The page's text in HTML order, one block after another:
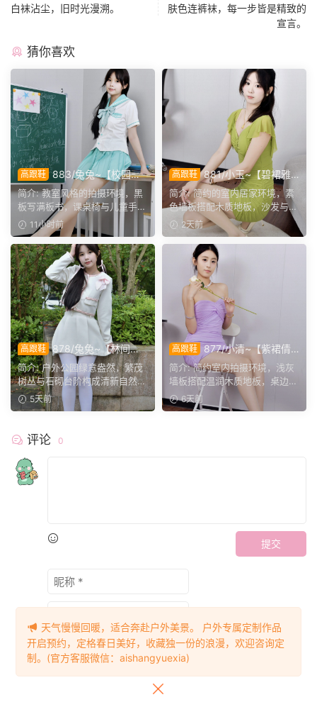
白袜沾尘，旧时光漫溯。
肤色连裤袜，每一步皆是精致的
宣言。
猜你喜欢
高跟鞋 883/兔兔~【校园清
欢】黑板课桌椅为伴，水手服
演绎烂漫青春光景。
简介: 教室风格的拍摄环境，黑
板写满板书，课桌椅与儿童手绘
作品烘托校园氛围。兔...
11小时前
高跟鞋 881/小玉~【碧裙雅
姿】一室柔光衬绿裙，错落姿
态尽显温婉格调。
简介: 简约的室内居家环境，素
色墙板搭配木质地板，沙发与办
公椅丰富场景层次。小...
2天前
高跟鞋 878/兔兔~【林间甜
序】公园翠色环绕，粉白装
束，动静间尽显少女娇柔风
姿。
简介: 户外公园绿意盎然，繁茂
树丛与石砌台阶构成清新自然环
境。兔兔身着白调小香...
5天前
高跟鞋 877/小清~【紫裙倩
影】紫裙衬温婉，轻咳敛神
态，步履尽显优雅格调。
简介: 简约室内拍摄环境，浅灰
墙板搭配温润木质地板，桌边鲜
花点缀空间氛围。小清...
6天前
评论 0
提交
天气慢慢回暖，适合奔赴户外美景。 户外专属定制作品
开启预约，定格春日美好，收藏独一份的浪漫，欢迎咨询定
制。(官方客服微信：aishangyuexia)